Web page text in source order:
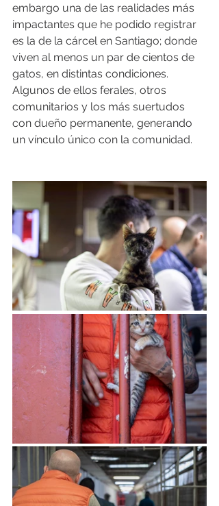
embargo una de las realidades más
impactantes que he podido registrar
es la de la cárcel en Santiago; donde
viven al menos un par de cientos de
gatos, en distintas condiciones.
Algunos de ellos ferales, otros
comunitarios y los más suertudos
con dueño permanente, generando
un vínculo único con la comunidad.